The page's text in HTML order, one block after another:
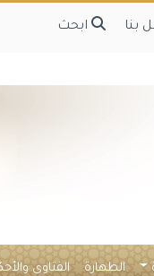
بنا ابحث
الطهارة الفتاوى